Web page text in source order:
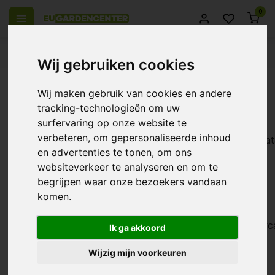
Wij gebruiken cookies
Wij maken gebruik van cookies en andere
tracking-technologieën om uw
surfervaring op onze website te
verbeteren, om gepersonaliseerde inhoud
en advertenties te tonen, om ons
websiteverkeer te analyseren en om te
begrijpen waar onze bezoekers vandaan
komen.
Ik ga akkoord
Wijzig mijn voorkeuren
0
Tags
1 component16mm1pot1Pot
6mm9mma&bAarde AptusAquakingarmatuurAta
b'cuzzautopotBAC basic nutritionbasis
voedingbasisvoedingB`cuzzBio-GreenBio
NovaBioGreen
bloeistimulatorbloombodemverbeteraar booster
CocococoscontrollerDrFertigodutch
enzymen EPSF-